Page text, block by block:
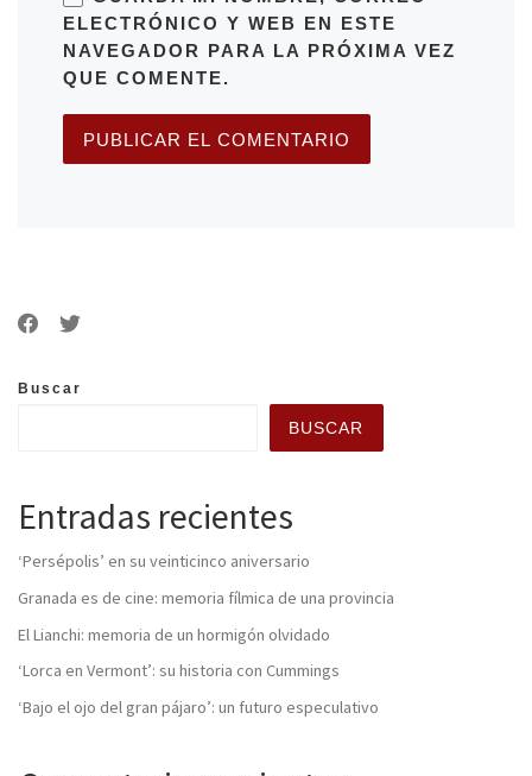
ELECTRÓNICO Y WEB EN ESTE
NAVEGADOR PARA LA PRÓXIMA VEZ
QUE COMENTE.
Buscar
BUSCAR
Entradas recientes
‘Persépolis’ en su veinticinco aniversario
Granada es de cine: memoria fílmica de una provincia
El Lianchi: memoria de un hormigón olvidado
‘Lorca en Vermont’: su historia con Cummings
‘Bajo el ojo del gran pájaro’: un futuro especulativo